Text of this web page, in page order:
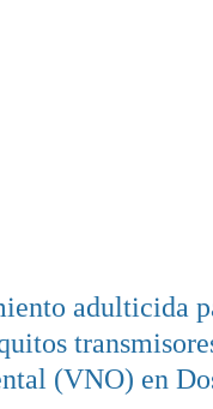
adulticida
(VNO) en